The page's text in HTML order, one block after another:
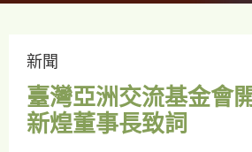
新聞
臺灣亞洲交流基金會
新煌董事長致詞